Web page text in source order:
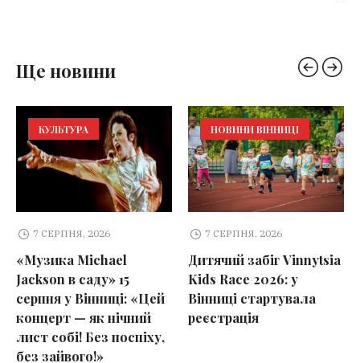
Ще новини
КУЛЬТУРА
7 СЕРПНЯ, 2026
«Музика Michael
Jackson в саду» 15
серпня у Вінниці: «Цей
концерт — як нічний
лист собі! Без поспіху,
без зайвого!»
НОВИНИ ВІННИЦІ
7 СЕРПНЯ, 2026
Дитячий забіг Vinnytsia
Kids Race 2026: у
Вінниці стартувала
реєстрація